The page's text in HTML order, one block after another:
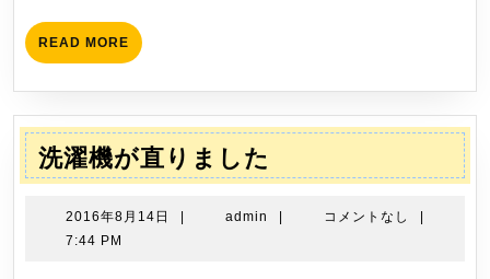
READ MORE READ
MORE
洗濯機が直りました
濯
機
2016年8月14日
2016
admin admin コメントなし
7:44 PM